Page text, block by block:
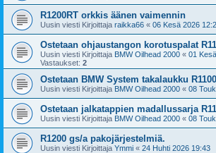
R1200RT orkkis äänen vaimennin
Uusin viesti Kirjoittaja raikka66 « 06 Kesä 2026
Ostetaan ohjaustangon korotuspalat
Uusin viesti Kirjoittaja BMW Oilhead 2000 « 01
Vastaukset: 2
Ostetaan BMW System takalaukku
Uusin viesti Kirjoittaja BMW Oilhead 2000 « 08
Ostetaan jalkatappien madallussarja
Uusin viesti Kirjoittaja BMW Oilhead 2000 « 08
R1200 gs/a pakojärjestelmiä.
Uusin viesti Kirjoittaja Ymmi « 24 Huhti 2026 19:43